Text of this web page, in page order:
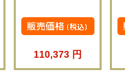
110,373 円